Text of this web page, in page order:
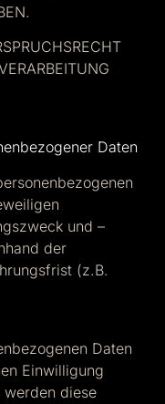
Daten
und –
der
(z.B.
Daten
Einwilligung
werden diese